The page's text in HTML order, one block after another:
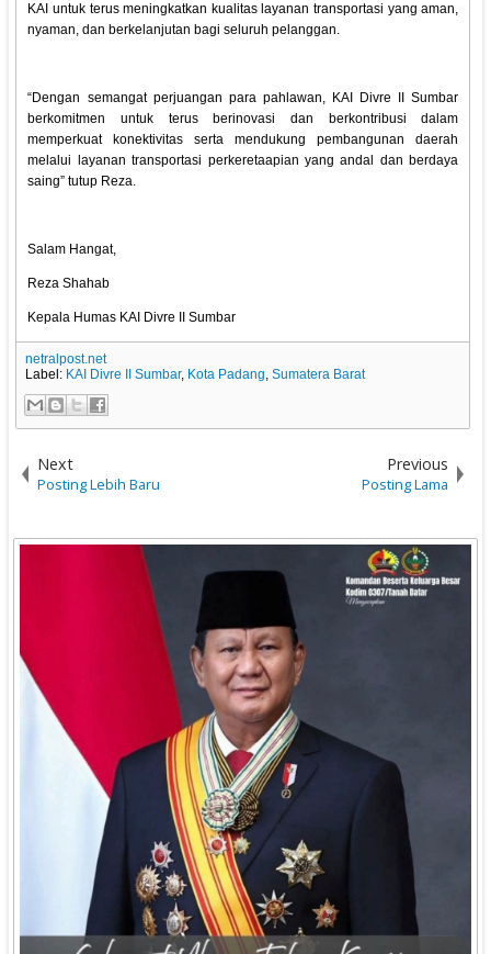
KAI untuk terus meningkatkan kualitas layanan transportasi yang aman,
nyaman, dan berkelanjutan bagi seluruh pelanggan.
“Dengan semangat perjuangan para pahlawan, KAI Divre II Sumbar
berkomitmen untuk terus berinovasi dan berkontribusi dalam
memperkuat konektivitas serta mendukung pembangunan daerah
melalui layanan transportasi perkeretaapian yang andal dan berdaya
saing” tutup Reza.
Salam Hangat,
Reza Shahab
Kepala Humas KAI Divre II Sumbar
netralpost.net
Label: KAI Divre II Sumbar, Kota Padang,Sumatera Barat
Next
Posting Lebih Baru
Previous
Posting Lama